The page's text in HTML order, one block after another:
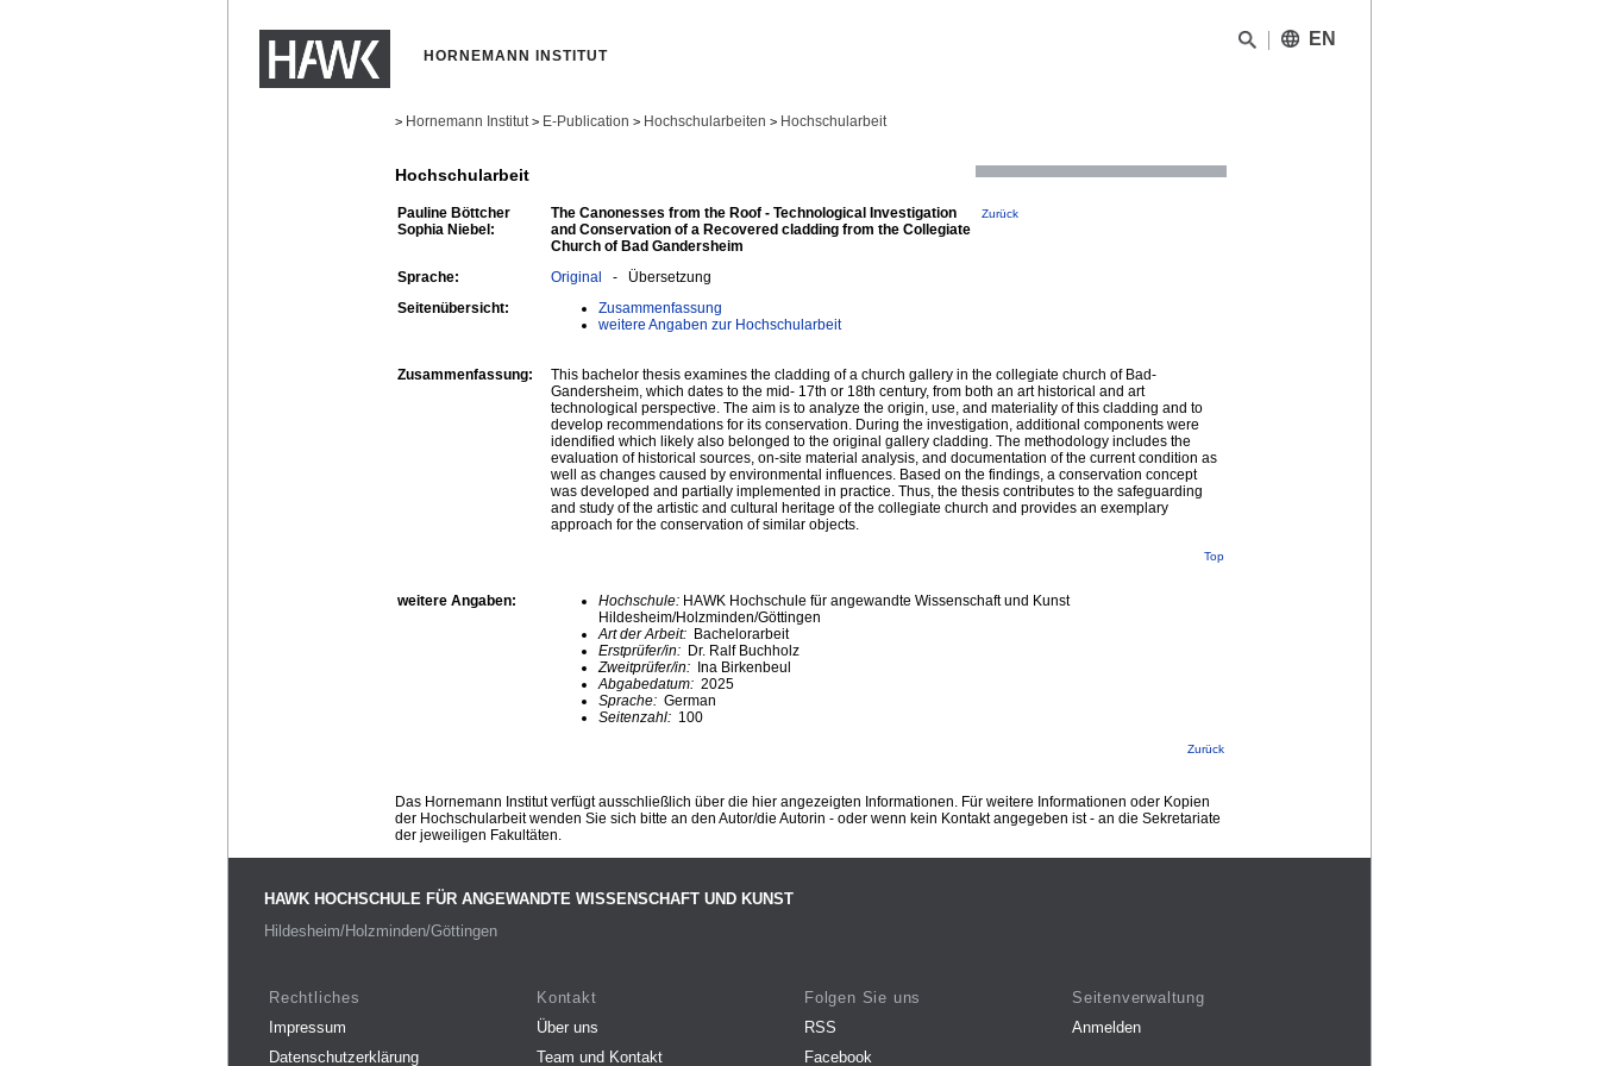
HORNEMANN INSTITUT
EN
> Hornemann Institut > E-Publication > Hochschularbeiten > Hochschularbeit
Hochschularbeit
Pauline Böttcher
Sophia Niebel:
The Canonesses from the Roof - Technological Investigation
and Conservation of a Recovered cladding from the Collegiate
Church of Bad Gandersheim
Zurück
Sprache: Original - Übersetzung
Seitenübersicht:
Zusammenfassung
weitere Angaben zur Hochschularbeit
Zusammenfassung:
This bachelor thesis examines the cladding of a church gallery in the collegiate church of Bad-
Gandersheim, which dates to the mid- 17th or 18th century, from both an art historical and art
technological perspective. The aim is to analyze the origin, use, and materiality of this cladding and to
develop recommendations for its conservation. During the investigation, additional components were
idendified which likely also belonged to the original gallery cladding. The methodology includes the
evaluation of historical sources, on-site material analysis, and documentation of the current condition as
well as changes caused by environmental influences. Based on the findings, a conservation concept
was developed and partially implemented in practice. Thus, the thesis contributes to the safeguarding
and study of the artistic and cultural heritage of the collegiate church and provides an exemplary
approach for the conservation of similar objects.
Top
weitere Angaben: Hochschule: HAWK Hochschule für angewandte Wissenschaft und Kunst
Hildesheim/Holzminden/Göttingen
Art der Arbeit: Bachelorarbeit
Erstprüfer/in: Dr. Ralf Buchholz
Zweitprüfer/in: Ina Birkenbeul
Abgabedatum: 2025
Sprache: German
Seitenzahl: 100
Zurück
Das Hornemann Institut verfügt ausschließlich über die hier angezeigten Informationen. Für weitere Informationen oder Kopien
der Hochschularbeit wenden Sie sich bitte an den Autor/die Autorin - oder wenn kein Kontakt angegeben ist - an die Sekretariate
der jeweiligen Fakultäten.
HAWK HOCHSCHULE FÜR ANGEWANDTE WISSENSCHAFT UND KUNST
Hildesheim/Holzminden/Göttingen
Rechtliches
Impressum
Datenschutzerklärung
Kontakt
Über uns
Team und Kontakt
Folgen Sie uns
RSS
Facebook
Seitenverwaltung
Anmelden